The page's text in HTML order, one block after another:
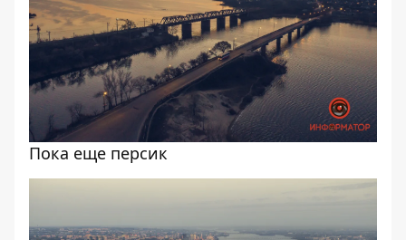
Пока еще персик